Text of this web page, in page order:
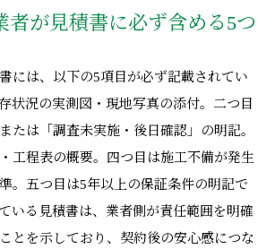
者が見積書に必ず含める5つ
には、以下の5項目が必ず記載されてい
状況の実測図・現地写真の添付。二つ目
たは「調査未実施・後日確認」の明記。
工程表の概要。四つ目は施工不備が発生
。五つ目は5年以上の保証条件の明記で
いる見積書は、業者側が責任範囲を明確
とを示しており、契約後の安心感につな